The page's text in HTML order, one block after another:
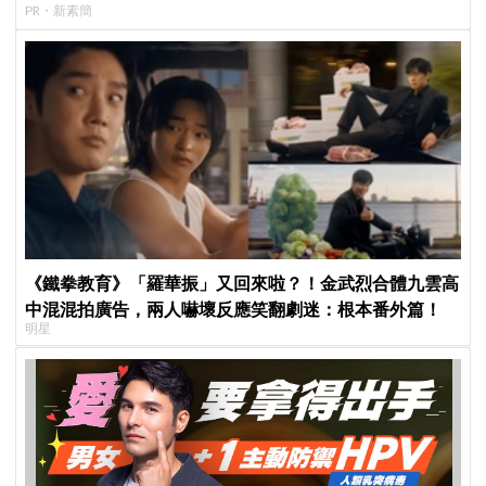
PR・新素簡
《鐵拳教育》「羅華振」又回來啦？！金武烈合體九雲高
中混混拍廣告，兩人嚇壞反應笑翻劇迷：根本番外篇！
明星